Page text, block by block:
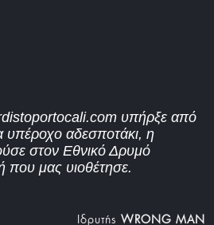
υπήρξε από
υπέροχο αδεσποτάκι, η
στον Εθνικό Δρυμό
που μας υιοθέτησε.
Iδρυτής WRONG MAN